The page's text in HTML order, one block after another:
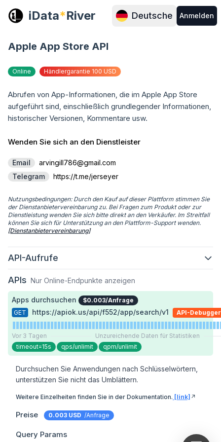
iData*River Deutsche Anmelden
Apple App Store API
Online Händlergarantie 100 USD
Abrufen von App-Informationen, die im Apple App Store
aufgeführt sind, einschließlich grundlegender Informationen,
historischer Versionen, Kommentare usw.
Wenden Sie sich an den Dienstleister
Email
arvingill786@gmail.com
Telegram
https://t.me/jerseyer
Nutzungsbedingungen: Durch den Kauf auf dieser Plattform stimmen Sie
der Dienstanbietervereinbarung zu. Bei Fragen zum Produkt oder zur
Dienstleistung wenden Sie sich bitte direkt an den Verkäufer. Im Streitfall
können Sie sich für Unterstützung an den Plattform-Support wenden.
[Dienstanbietervereinbarung]
API-Aufrufe
APIs Nur Online-Endpunkte anzeigen
Apps durchsuchen
$0.003/Anfrage
GET
https://apiok.us/api/f552/app/search/v1 API-Debugger
Vor 3 Tagen
Unzureichende Daten für Statistiken
timeout=15s
qps/unlimit qpm/unlimit
Durchsuchen Sie Anwendungen nach Schlüsselwörtern,
unterstützen Sie nicht das Umblättern.
Weitere Einzelheiten finden Sie in der Dokumentation. [link] ↗️
Preise 0.003 USD /Anfrage
Query Params